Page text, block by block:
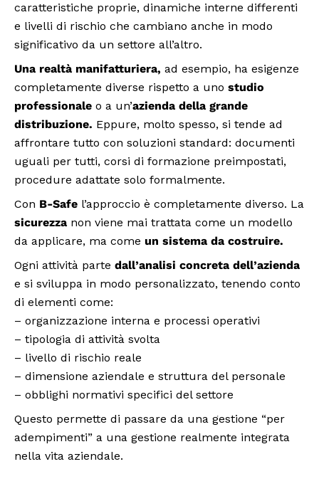
caratteristiche proprie, dinamiche interne differenti
e livelli di rischio che cambiano anche in modo
significativo da un settore all’altro.
Una realtà manifatturiera, ad esempio, ha esigenze
completamente diverse rispetto a uno studio
professionale o a un’azienda della grande
distribuzione. Eppure, molto spesso, si tende ad
affrontare tutto con soluzioni standard: documenti
uguali per tutti, corsi di formazione preimpostati,
procedure adattate solo formalmente.
Con B-Safe l’approccio è completamente diverso. La
sicurezza non viene mai trattata come un modello
da applicare, ma come un sistema da costruire.
Ogni attività parte dall’analisi concreta dell’azienda
e si sviluppa in modo personalizzato, tenendo conto
di elementi come:
– organizzazione interna e processi operativi
– tipologia di attività svolta
– livello di rischio reale
– dimensione aziendale e struttura del personale
– obblighi normativi specifici del settore
Questo permette di passare da una gestione “per
adempimenti” a una gestione realmente integrata
nella vita aziendale.